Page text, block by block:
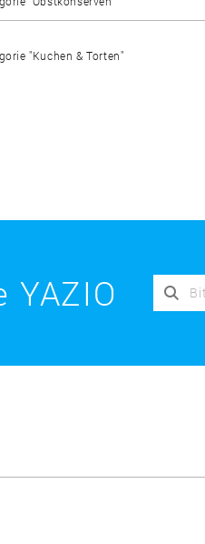
"Kuchen & Torten"
YAZIO